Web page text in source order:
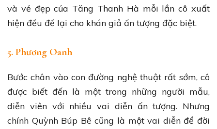
và vẻ đẹp của Tăng Thanh Hà mỗi lần cô xuất
hiện đều để lại cho khán giả ấn tượng đặc biệt.
5. Phương Oanh
Bước chân vào con đường nghệ thuật rất sớm, cô
được biết đến là một trong những người mẫu,
diễn viên với nhiều vai diễn ấn tượng. Nhưng
chính Quỳnh Búp Bê cũng là một vai diễn để đời